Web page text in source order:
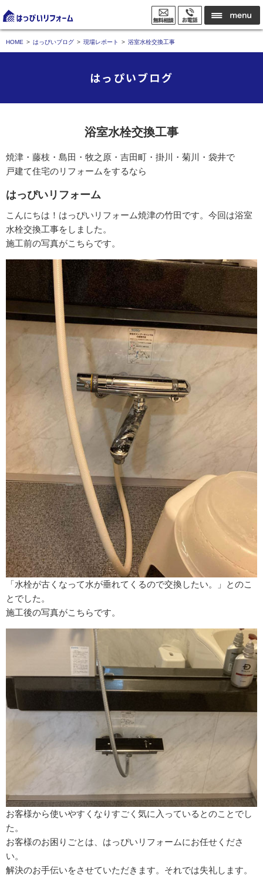
HOME はっぴいブログ 現場レポート 浴室水栓交換工事
はっぴいブログ
浴室水栓交換工事
焼津・藤枝・島田・牧之原・吉田町・掛川・菊川・袋井で
戸建て住宅のリフォームをするなら
はっぴいリフォーム
こんにちは！はっぴいリフォーム焼津の竹田です。今回は浴室
水栓交換工事をしました。
施工前の写真がこちらです。
「水栓が古くなって水が垂れてくるので交換したい。」とのこ
とでした。
施工後の写真がこちらです。
お客様から使いやすくなりすごく気に入っているとのことでし
た。
お客様のお困りごとは、はっぴいリフォームにお任せくださ
い。
解決のお手伝いをさせていただきます。それでは失礼します。